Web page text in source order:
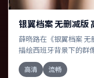
银翼档案 无删减版
薛晓路在《银翼档案
描绘西班牙背景下的群
作为一部奇幻作品，故
转的结局；视听语言统
高清 流畅